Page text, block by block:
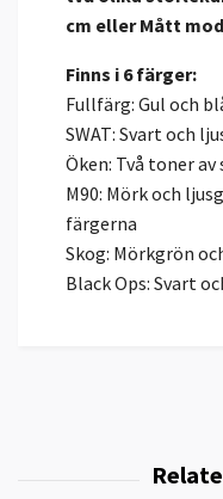
cm eller Mått
Finns i 6 färger:
Fullfärg: Gul och
SWAT: Svart och
Öken: Två toner av
M90: Mörk och
färgerna
Skog: Mörkgrön
Black Ops: Svart